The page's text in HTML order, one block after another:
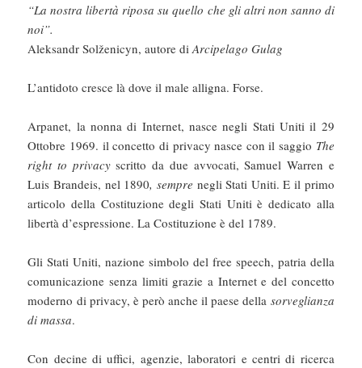
“La nostra libertà riposa su quello che gli altri non sanno di
noi”.
Aleksandr Solženicyn, autore diArcipelago Gulag
L’antidoto cresce là dove il male alligna. Forse.
Arpanet, la nonna di Internet, nasce negli Stati Uniti il 29
Ottobre 1969. il concetto di privacy nasce con il saggio The
right to privacyscritto da due avvocati, Samuel Warren e
Luis Brandeis, nel 1890, sempre negli Stati Uniti. E il primo
articolo della Costituzione degli Stati Uniti è dedicato alla
libertà d’espressione. La Costituzione è del 1789.
Gli Stati Uniti, nazione simbolo del free speech, patria della
comunicazione senza limiti grazie a Internet e del concetto
moderno di privacy, è però anche il paese della sorveglianza
di massa.
Con decine di uffici, agenzie, laboratori e centri di ricerca